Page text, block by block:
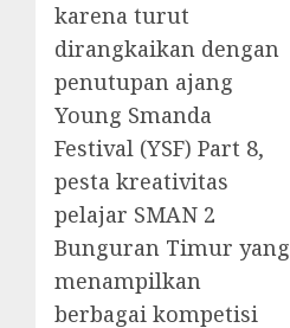
karena turut
dirangkaikan dengan
penutupan ajang
Young Smanda
Festival (YSF) Part 8,
pesta kreativitas
pelajar SMAN 2
Bunguran Timur yang
menampilkan
berbagai kompetisi